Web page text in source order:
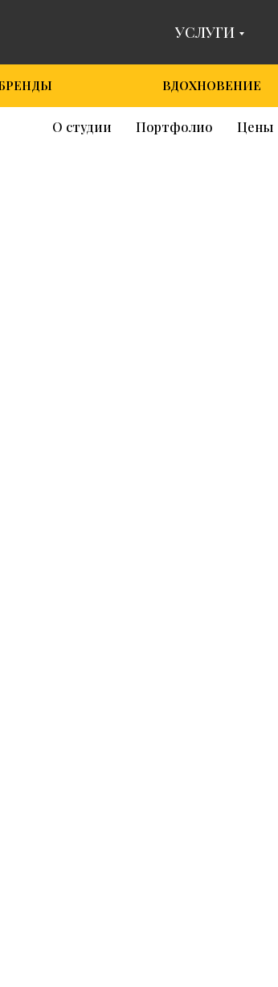
УСЛУГИ
ВДОХНОВЕНИЕ
О студии Портфолио Цены